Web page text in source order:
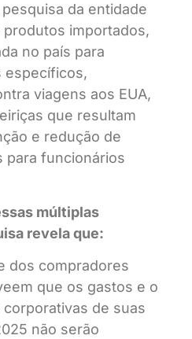
da entidade
importados,
no país para
específicos,
viagens aos EUA,
que resultam
e redução de
para funcionários
múltiplas
revela que:
dos compradores
que os gastos e o
de suas
não serão